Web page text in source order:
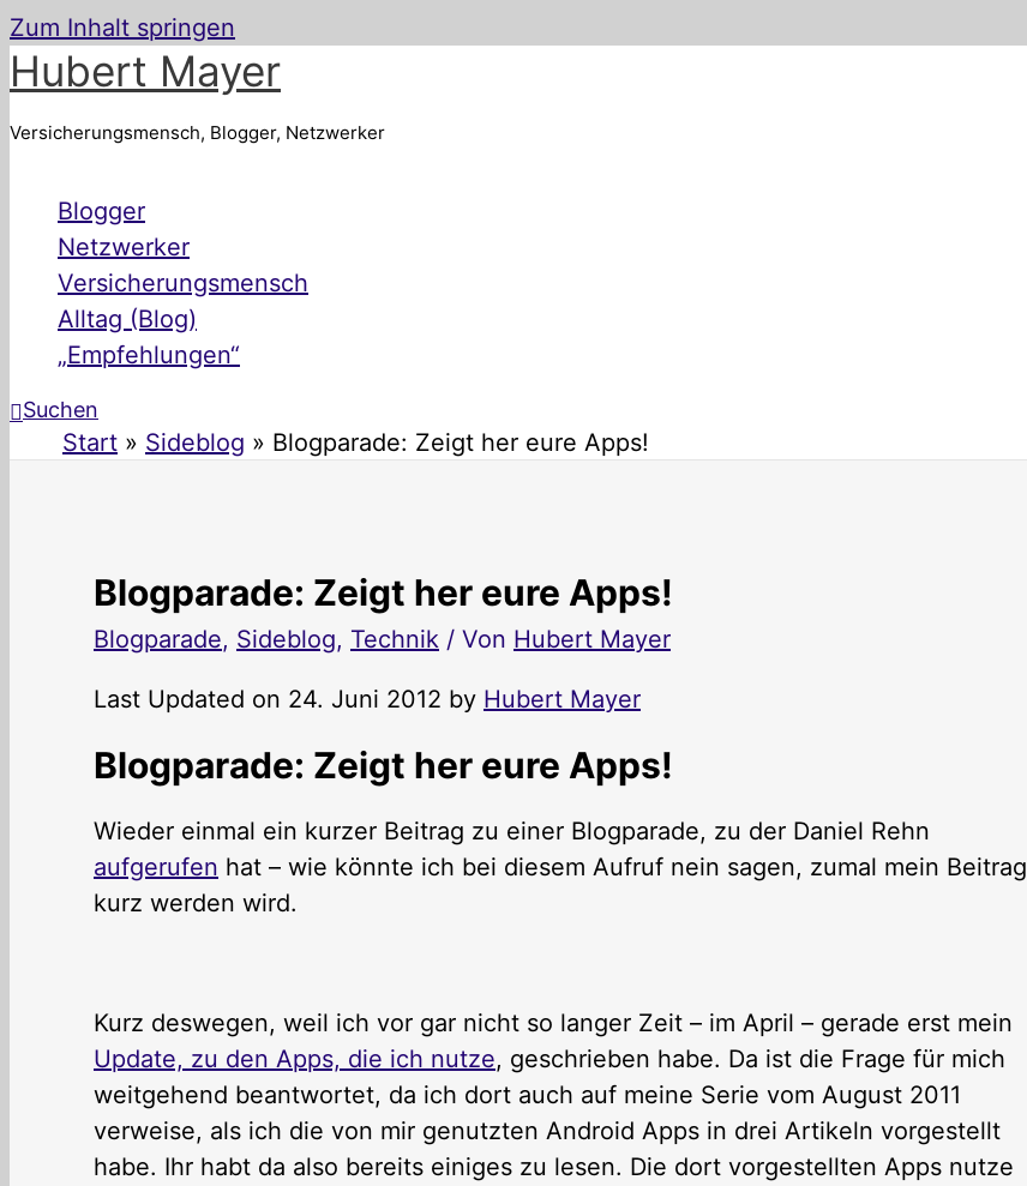
Zum Inhalt springen
Hubert Mayer
Versicherungsmensch, Blogger, Netzwerker
Blogger
Netzwerker
Versicherungsmensch
Alltag (Blog)
„Empfehlungen“
Suchen
Start Sideblog Blogparade: Zeigt her eure Apps!
Blogparade: Zeigt her eure Apps!
Blogparade, Sideblog, Technik / Von Hubert Mayer
Last Updated on 24. Juni 2012 by Hubert Mayer
Blogparade: Zeigt her eure Apps!
Wieder einmal ein kurzer Beitrag zu einer Blogparade, zu der Daniel Rehn
aufgerufen hat – wie könnte ich bei diesem Aufruf nein sagen, zumal mein Beitrag
kurz werden wird.
Kurz deswegen, weil ich vor gar nicht so langer Zeit – im April – gerade erst mein
Update, zu den Apps, die ich nutze, geschrieben habe. Da ist die Frage für mich
weitgehend beantwortet, da ich dort auch auf meine Serie vom August 2011
verweise, als ich die von mir genutzten Android Apps in drei Artikeln vorgestellt
habe. Ihr habt da also bereits einiges zu lesen. Die dort vorgestellten Apps nutze